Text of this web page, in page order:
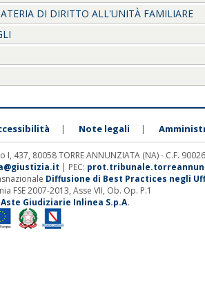
DI DIRITTO ALL'UNITÀ FAMILIARE
| Note legali |
80058 TORRE ANNUNZIATA (NA) - C.F.
| PEC:
Diffusione di Best Practices negli
FSE 2007-2013, Asse VII, Ob. Op. P.1
Aste Giudiziarie Inlinea S.p.A.